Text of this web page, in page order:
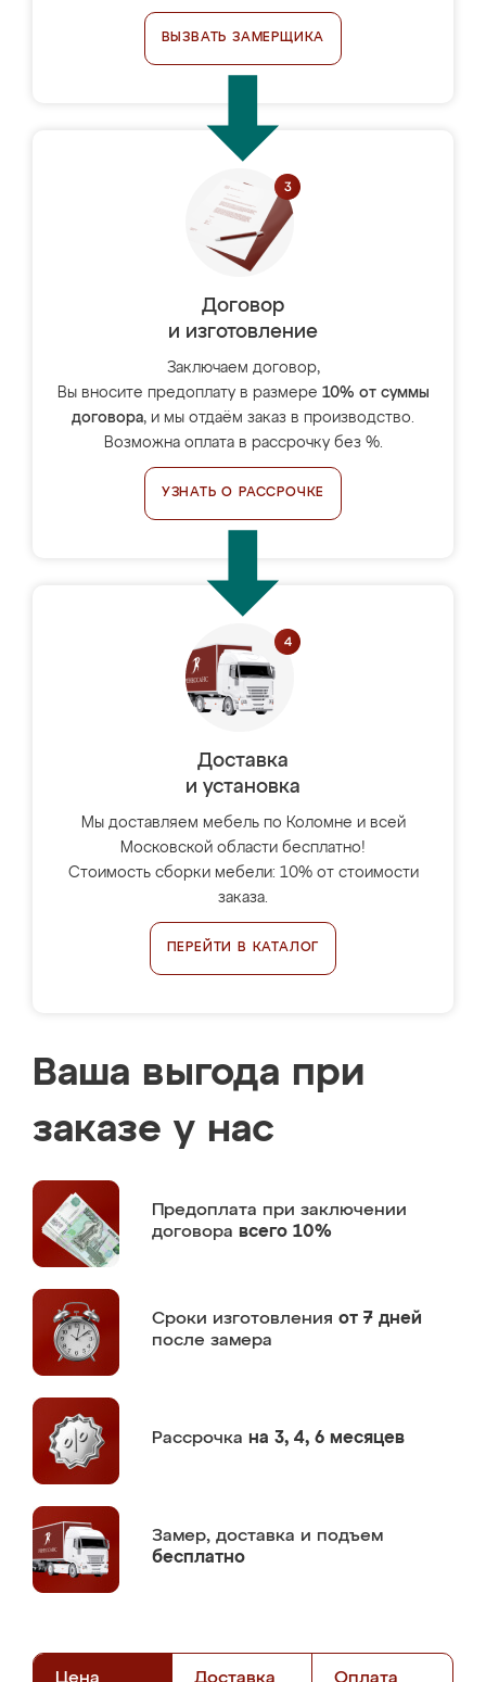
ВЫЗВАТЬ ЗАМЕРЩИКА
Договор
и изготовление
Заключаем договор,
Вы вносите предоплату в размере 10% от суммы
договора, и мы отдаём заказ в производство.
Возможна оплата в рассрочку без %.
УЗНАТЬ О РАССРОЧКЕ
Доставка
и установка
Мы доставляем мебель по Коломне и всей
Московской области бесплатно!
Стоимость сборки мебели: 10% от стоимости
заказа.
ПЕРЕЙТИ В КАТАЛОГ
Ваша выгода при
заказе у нас
Предоплата при заключении
договора всего 10%
Сроки изготовления от 7 дней
после замера
Рассрочка на 3, 4, 6 месяцев
Замер, доставка и подъем
бесплатно